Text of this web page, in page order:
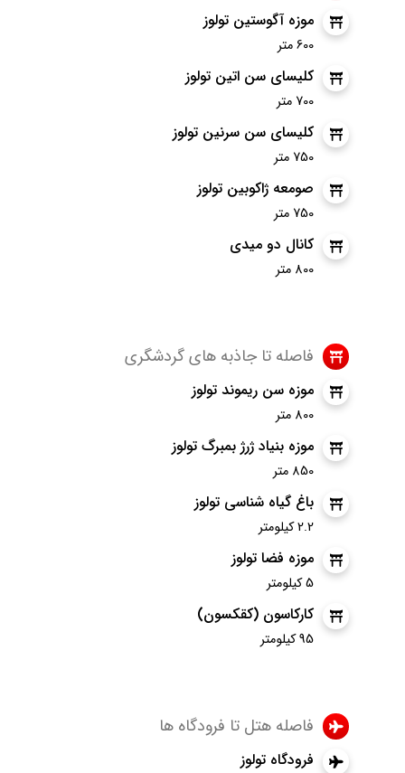
موزه آگوستین تولوز
600 متر
کلیسای سن اتین تولوز
700 متر
کلیسای سن سرنین تولوز
750 متر
صومعه ژاکوبین تولوز
750 متر
کانال دو میدی
800 متر
فاصله تا جاذبه های گردشگری
موزه سن ریموند تولوز
800 متر
موزه بنیاد ژرژ بمبرگ تولوز
850 متر
باغ گیاه شناسی تولوز
2.2 کیلومتر
موزه فضا تولوز
5 کیلومتر
کارکاسون (کقکسون)
95 کیلومتر
فاصله هتل تا فرودگاه ها
فرودگاه تولوز